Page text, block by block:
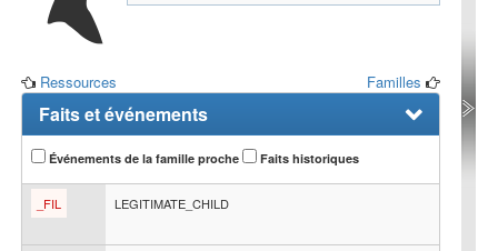
Ressources Familles
Faits et événements
Événements de la famille proche Faits historiques
_FIL LEGITIMATE_CHILD